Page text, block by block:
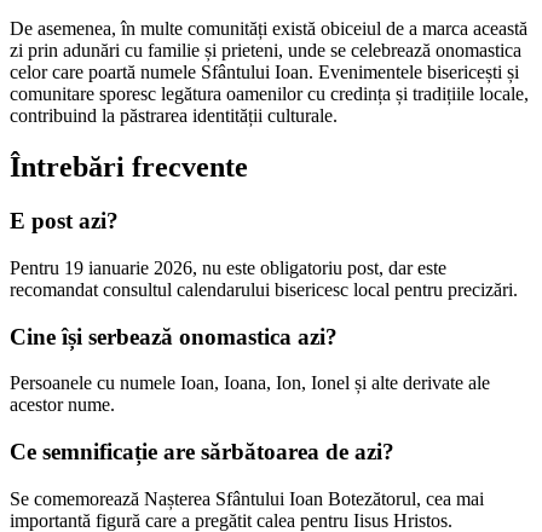
De asemenea, în multe comunități există obiceiul de a marca această
zi prin adunări cu familie și prieteni, unde se celebrează onomastica
celor care poartă numele Sfântului Ioan. Evenimentele bisericești și
comunitare sporesc legătura oamenilor cu credința și tradițiile locale,
contribuind la păstrarea identității culturale.
Întrebări frecvente
E post azi?
Pentru 19 ianuarie 2026, nu este obligatoriu post, dar este
recomandat consultul calendarului bisericesc local pentru precizări.
Cine își serbează onomastica azi?
Persoanele cu numele Ioan, Ioana, Ion, Ionel și alte derivate ale
acestor nume.
Ce semnificație are sărbătoarea de azi?
Se comemorează Nașterea Sfântului Ioan Botezătorul, cea mai
importantă figură care a pregătit calea pentru Iisus Hristos.